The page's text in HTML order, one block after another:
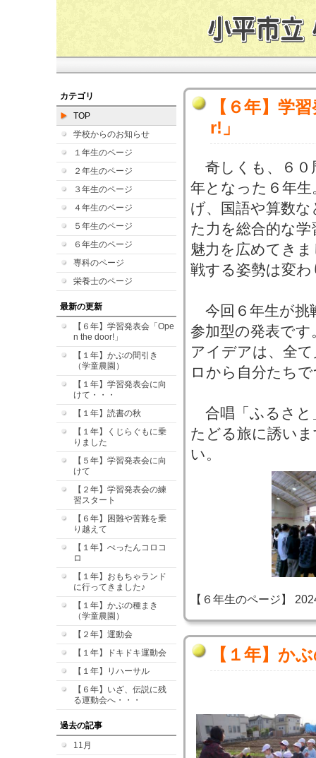
カテゴリ
TOP
学校からのお知らせ
１年生のページ
２年生のページ
３年生のページ
４年生のページ
５年生のページ
６年生のページ
専科のページ
栄養士のページ
最新の更新
【６年】学習発表会「Ope
n the door!」
【１年】かぶの間引き
（学童農園）
【１年】学習発表会に向
けて・・・
【１年】読書の秋
【１年】くじらぐもに乗
りました
【５年】学習発表会に向
けて
【２年】学習発表会の練
習スタート
【６年】困難や苦難を乗
り越えて
【１年】ぺったんコロコ
ロ
【１年】おもちゃランド
に行ってきました♪
【１年】かぶの種まき
（学童農園）
【２年】運動会
【１年】ドキドキ運動会
【１年】リハーサル
【６年】いざ、伝説に残
る運動会へ・・・
過去の記事
11月
【６年】学
r!」
奇しくも、６０
年となった６年
げ、国語や算数
た力を総合的な
魅力を広めてき
戦する姿勢は変
今回６年生が挑
参加型の発表で
アイデアは、全
ロから自分たち
合唱「ふるさと
たどる旅に誘い
い。
【６年生のページ】
【１年】か